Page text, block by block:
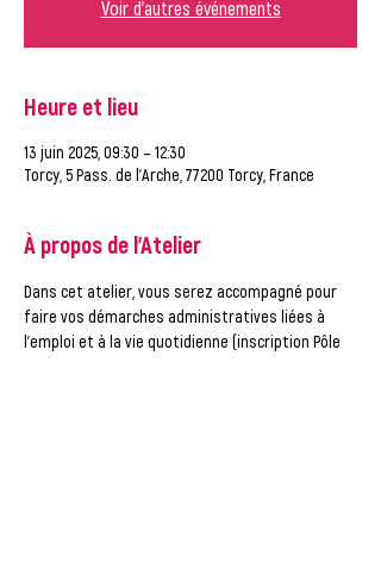
Voir d'autres événements
Heure et lieu
13 juin 2025, 09:30 – 12:30
Torcy, 5 Pass. de l'Arche, 77200 Torcy, France
À propos de l'Atelier
Dans cet atelier, vous serez accompagné pour
faire vos démarches administratives liées à
l'emploi et à la vie quotidienne (inscription Pôle